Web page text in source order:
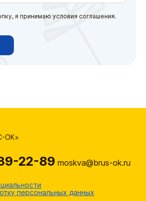
я принимаю условия соглашения.
ОК»
персональных данных
22-89 moskva@brus-ok.ru